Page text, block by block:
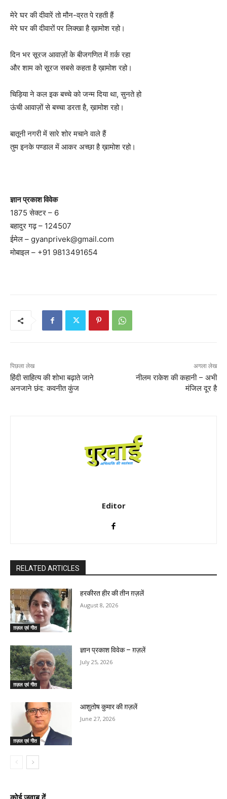
मेरे घर की दीवारें तो मौन-व्रत पे रहती हैं
मेरे घर की दीवारों पर लिक्खा है ख़ामोश रहो।
दिन भर सूरज आवाज़ों के बीजगणित में ग़र्क रहा
और शाम को सूरज सबसे कहता है ख़ामोश रहो।
चिड़िया ने कल इक बच्चे को जन्म दिया था, सुनते हो
ऊंची आवाज़ों से बच्चा डरता है, ख़ामोश रहो।
बातूनी नगरी में सारे शोर मचाने वाले हैं
तुम इनके पण्डाल में आकर अच्छा है ख़ामोश रहो।
ज्ञान प्रकाश विवेक
1875 सेक्टर – 6
बहादुर गढ़ – 124507
ईमेल – gyanprivek@gmail.com
मोबाइल – +91 9813491654
पिछला लेख
हिंदी साहित्य की शोभा बढ़ाते जाने
अनजाने छंद: कवनीत कुंज
अगला लेख
नीलम राकेश की कहानी – अभी
मंजिल दूर है
Editor
RELATED ARTICLES
ग़ज़ल एवं गीत
हरकीरत हीर की तीन ग़ज़लें
August 8, 2026
ग़ज़ल एवं गीत
ज्ञान प्रकाश विवेक – ग़ज़लें
July 25, 2026
ग़ज़ल एवं गीत
आशुतोष कुमार की ग़ज़लें
June 27, 2026